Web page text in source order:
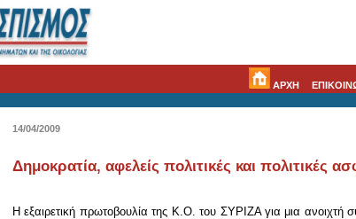
ΑΡΧΗ
14/04/2009
Δημοκρατία, αφελείς πολιτικές και
Η εξαιρετική πρωτοβουλία της Κ.Ο. του ΣΥΡΙΖΑ για μια ανοιχτή